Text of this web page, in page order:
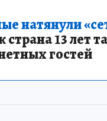
натянули
13 лет
гостей